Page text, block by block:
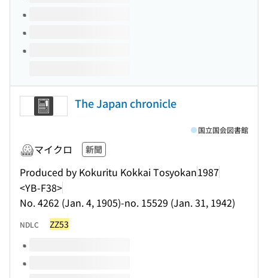
The Japan chronicle
マイクロ 新聞
Produced by Kokuritu Kokkai Tosyokan1987
<YB-F38>
No. 4262 (Jan. 4, 1905)-no. 15529 (Jan. 31, 1942)
国立国会図書館
NDLC ZZ53
このタイトルの巻号